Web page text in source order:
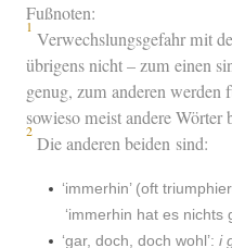
Fußnoten:
1
Ver­wech­slungs­ge­fahr mit
übri­gens nicht – zum einen
genug, zum anderen wer­den
sowieso meist andere Wörter
2
Die anderen bei­den sind:
‘immer­hin’ (oft
‘immer­hin hat es nichts
‘gar, doch, doch wohl’: i